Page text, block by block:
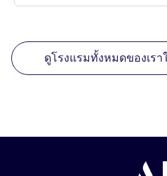
ดูโรงแรมทั้งหมดของเรา